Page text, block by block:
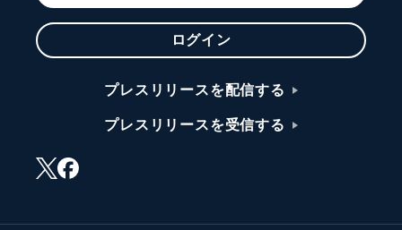
ログイン
プレスリリースを配信する
プレスリリースを受信する